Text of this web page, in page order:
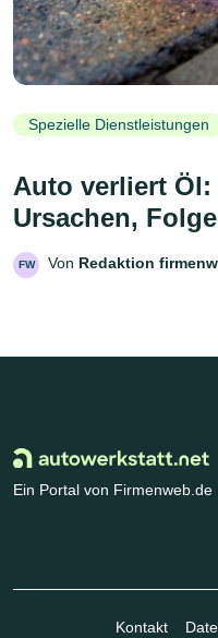
Spezielle Dienstleistungen
Auto verliert Öl:
Ursachen,
FW Von Redaktion
Ein Portal von Firmenweb.de
Kontakt